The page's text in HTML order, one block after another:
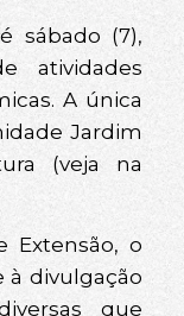
sábado (7),
atividades
A única
Jardim
(veja na
Extensão, o
à divulgação
que